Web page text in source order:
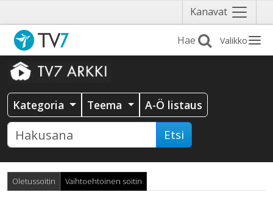
Kanavat Näytä
valikko
Valikko
Kategoria Teema A-Ö listaus
Etsi
Oletussoitin Vaihtoehtoinen soitin